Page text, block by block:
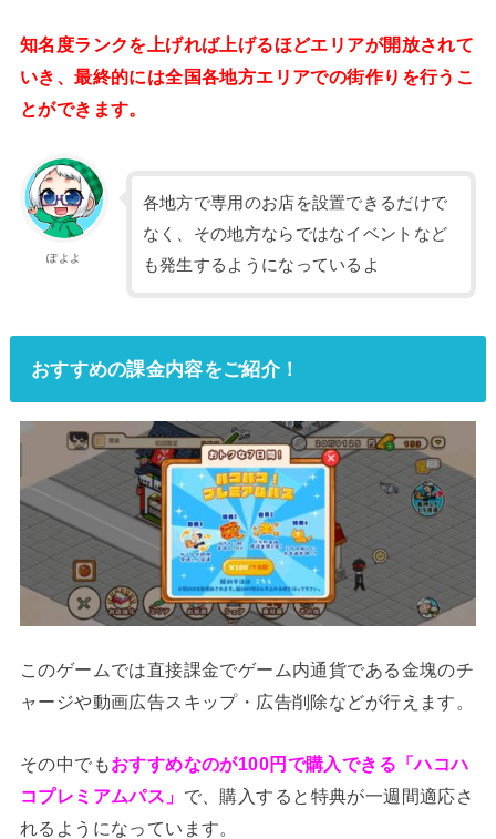
知名度ランクを上げれば上げるほどエリアが開放されて
いき、最終的には全国各地方エリアでの街作りを行うこ
とができます。
ぽよよ
各地方で専用のお店を設置できるだけで
なく、その地方ならではなイベントなど
も発生するようになっているよ
おすすめの課金内容をご紹介！
このゲームでは直接課金でゲーム内通貨である金塊のチ
ャージや動画広告スキップ・広告削除などが行えます。
その中でもおすすめなのが100円で購入できる「ハコハ
コプレミアムパス」 で、購入すると特典が一週間適応さ
れるようになっています。